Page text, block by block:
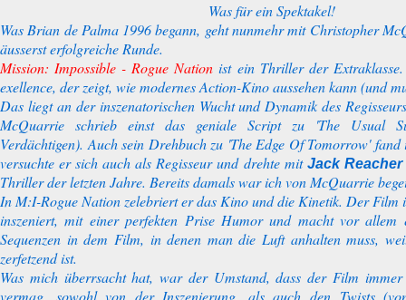
Was für ein Spektakel!
Was Brian de Palma 1996 begann, geht nunmehr mit Christopher
äusserst erfolgreiche Runde.
Mission: Impossible - Rogue Nation ist ein Thriller der
exellence, der zeigt, wie modernes Action-Kino aussehen kann (und
Das liegt an der inszenatorischen Wucht und Dynamik des
McQuarrie schrieb einst das geniale Script zu 'The Usual
Verdächtigen). Auch sein Drehbuch zu 'The Edge Of Tomorrow'
versuchte er sich auch als Regisseur und drehte mit Jack Reacher
Thriller der letzten Jahre. Bereits damals war ich von McQuarrie
InM:I-Rogue Nationzelebriert er das Kino und die Kinetik. Der Film
inszeniert, mit einer perfekten Prise Humor und macht vor
Sequenzen in dem Film, in denen man die Luft anhalten muss,
zerfetzend ist.
Was mich überrsacht hat, war der Umstand, dass der Film
vermag, sowohl von der Inszenierung, als auch den Twists